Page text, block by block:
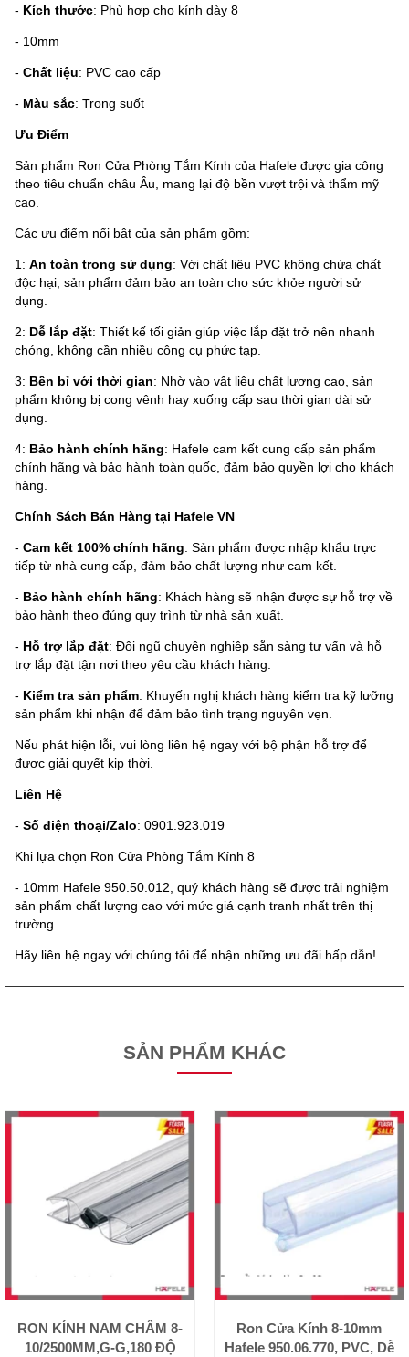
- Kích thước: Phù hợp cho kính dày 8
- 10mm
- Chất liệu: PVC cao cấp
- Màu sắc: Trong suốt
Ưu Điểm
Sản phẩm Ron Cửa Phòng Tắm Kính của Hafele được gia công
theo tiêu chuẩn châu Âu, mang lại độ bền vượt trội và thẩm mỹ
cao.
Các ưu điểm nổi bật của sản phẩm gồm:
1: An toàn trong sử dụng: Với chất liệu PVC không chứa chất
độc hại, sản phẩm đảm bảo an toàn cho sức khỏe người sử
dụng.
2: Dễ lắp đặt: Thiết kế tối giản giúp việc lắp đặt trở nên nhanh
chóng, không cần nhiều công cụ phức tạp.
3: Bền bỉ với thời gian: Nhờ vào vật liệu chất lượng cao, sản
phẩm không bị cong vênh hay xuống cấp sau thời gian dài sử
dụng.
4: Bảo hành chính hãng: Hafele cam kết cung cấp sản phẩm
chính hãng và bảo hành toàn quốc, đảm bảo quyền lợi cho khách
hàng.
Chính Sách Bán Hàng tại Hafele VN
- Cam kết 100% chính hãng: Sản phẩm được nhập khẩu trực
tiếp từ nhà cung cấp, đảm bảo chất lượng như cam kết.
- Bảo hành chính hãng: Khách hàng sẽ nhận được sự hỗ trợ về
bảo hành theo đúng quy trình từ nhà sản xuất.
- Hỗ trợ lắp đặt: Đội ngũ chuyên nghiệp sẵn sàng tư vấn và hỗ
trợ lắp đặt tận nơi theo yêu cầu khách hàng.
- Kiểm tra sản phẩm: Khuyến nghị khách hàng kiểm tra kỹ lưỡng
sản phẩm khi nhận để đảm bảo tình trạng nguyên vẹn.
Nếu phát hiện lỗi, vui lòng liên hệ ngay với bộ phận hỗ trợ để
được giải quyết kịp thời.
Liên Hệ
- Số điện thoại/Zalo: 0901.923.019
Khi lựa chọn Ron Cửa Phòng Tắm Kính 8
- 10mm Hafele 950.50.012, quý khách hàng sẽ được trải nghiệm
sản phẩm chất lượng cao với mức giá cạnh tranh nhất trên thị
trường.
Hãy liên hệ ngay với chúng tôi để nhận những ưu đãi hấp dẫn!
SẢN PHẨM KHÁC
RON KÍNH NAM CHÂM 8-
10/2500MM,G-G,180 ĐỘ
Ron Cửa Kính 8-10mm
Hafele 950.06.770, PVC, Dễ